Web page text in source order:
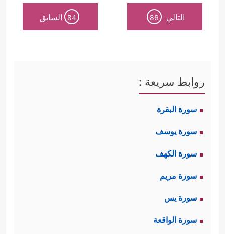
التالي 86
84 السابق
روابط سريعة :
سورة البقرة
سورة يوسف
سورة الكهف
سورة مريم
سورة يس
سورة الواقعة